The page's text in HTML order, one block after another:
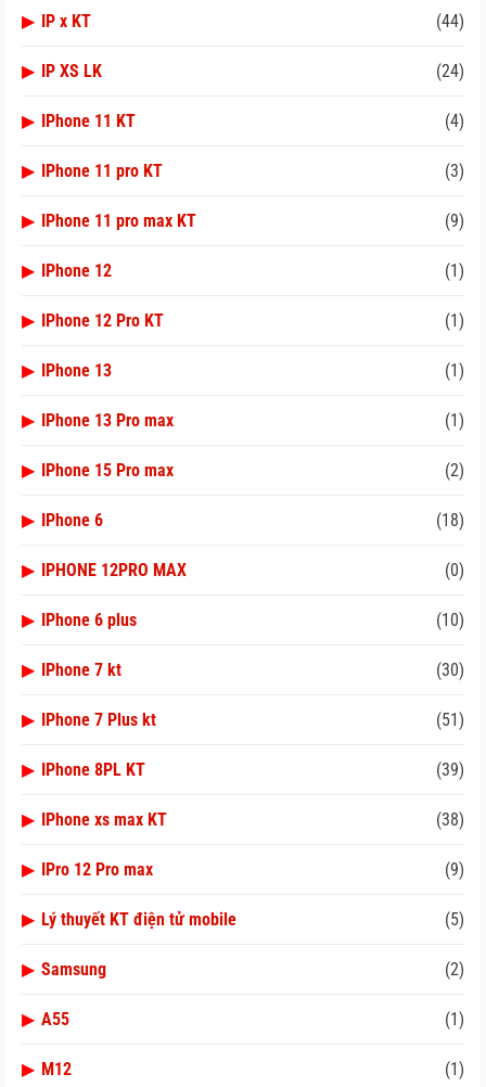
▶ IP x KT (44)
▶ IP XS LK (24)
▶ IPhone 11 KT (4)
▶ IPhone 11 pro KT (3)
▶ IPhone 11 pro max KT (9)
▶ IPhone 12 (1)
▶ IPhone 12 Pro KT (1)
▶ IPhone 13 (1)
▶ IPhone 13 Pro max (1)
▶ IPhone 15 Pro max (2)
▶ IPhone 6 (18)
▶ IPHONE 12PRO MAX (0)
▶ IPhone 6 plus (10)
▶ IPhone 7 kt (30)
▶ IPhone 7 Plus kt (51)
▶ IPhone 8PL KT (39)
▶ IPhone xs max KT (38)
▶ IPro 12 Pro max (9)
▶ Lý thuyết KT điện tử mobile (5)
▶ Samsung (2)
▶ A55 (1)
▶ M12 (1)